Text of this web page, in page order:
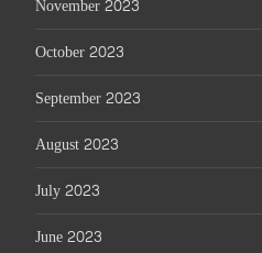
November 2023
October 2023
September 2023
August 2023
July 2023
June 2023